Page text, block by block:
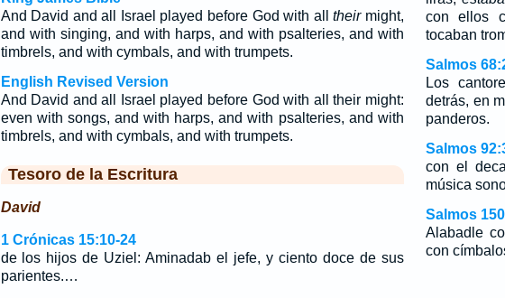
And David and all Israel played before God with alltheirmight,
and with singing, and with harps, and with psalteries, and with
timbrels, and with cymbals, and with trumpets.
English Revised Version
And David and all Israel played before God with all their might:
even with songs, and with harps, and with psalteries, and with
timbrels, and with cymbals, and with trumpets.
Tesoro de la Escritura
David
1 Crónicas 15:10-24
de los hijos de Uziel: Aminadab el jefe, y ciento doce de sus
parientes.…
con ellos
tocaban
Salmos
Los
detrás, en
panderos.
Salmos
con el
música
Salmos
Alabadle
con